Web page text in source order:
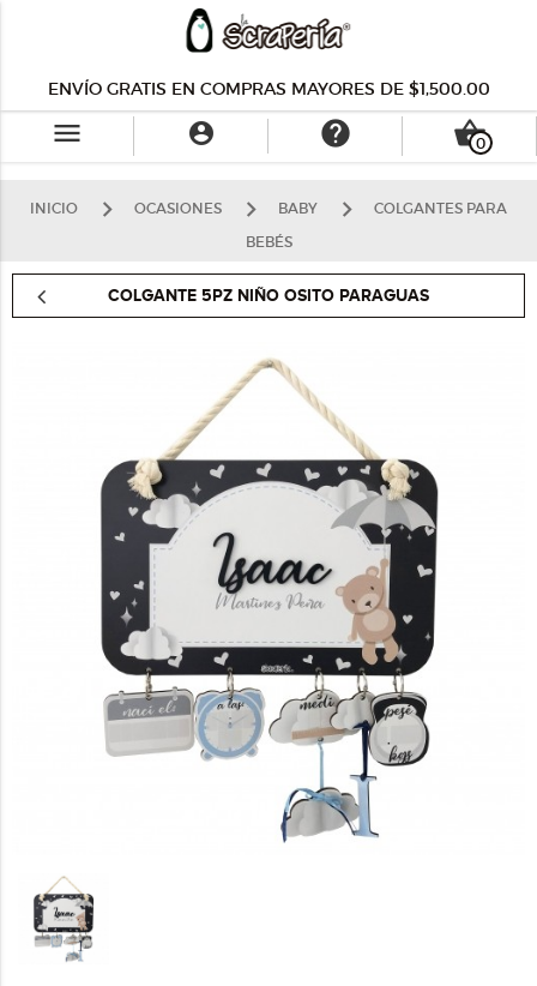
ENVÍO GRATIS EN COMPRAS MAYORES DE $1,500.00
menu  help 0
shopping_basket
INICIO OCASIONES BABY
COLGANTES PARA
BEBÉS
COLGANTE 5PZ NIÑO OSITO PARAGUAS